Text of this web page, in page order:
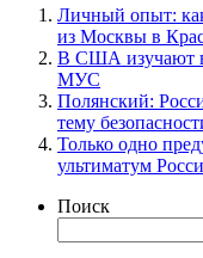
Личный опыт:
из Москвы в
В США изучают
МУС
Полянский:
тему
Только одно
ультиматум
Поиск